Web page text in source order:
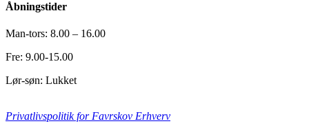
Åbningstider
Man-tors: 8.00 – 16.00
Fre: 9.00-15.00
Lør-søn: Lukket
Privatlivspolitik for Favrskov Erhverv